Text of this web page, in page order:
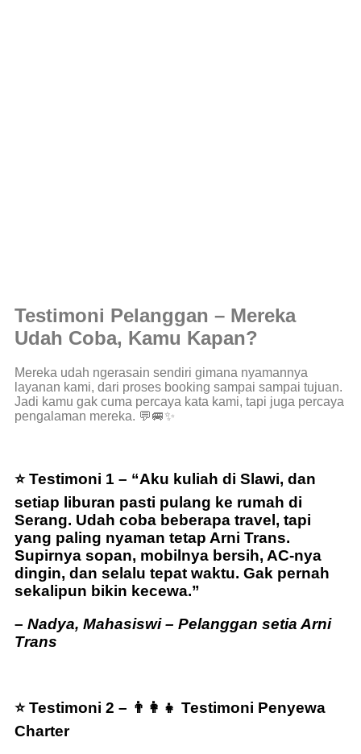
Testimoni Pelanggan – Mereka
Udah Coba, Kamu Kapan?
Mereka udah ngerasain sendiri gimana nyamannya
layanan kami, dari proses booking sampai sampai tujuan.
Jadi kamu gak cuma percaya kata kami, tapi juga percaya
pengalaman mereka. 💬🚐✨
⭐ Testimoni 1 – “Aku kuliah di Slawi, dan
setiap liburan pasti pulang ke rumah di
Serang. Udah coba beberapa travel, tapi
yang paling nyaman tetap Arni Trans.
Supirnya sopan, mobilnya bersih, AC-nya
dingin, dan selalu tepat waktu. Gak pernah
sekalipun bikin kecewa.”
– Nadya, Mahasiswi – Pelanggan setia Arni
Trans
⭐ Testimoni 2 – 👨‍👩‍👧 Testimoni Penyewa
Charter